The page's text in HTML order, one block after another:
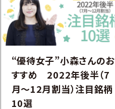
“優待女子”小森さんのお
すすめ 2022年後半（7
月～12月割当）注目銘柄
10選